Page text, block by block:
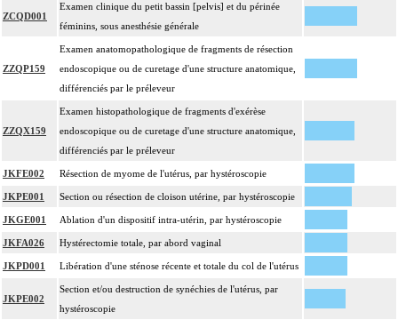
ZCQD001
Examen clinique du petit bassin [pelvis] et du périnée
féminins, sous anesthésie générale
ZZQP159
Examen anatomopathologique de fragments de résection
endoscopique ou de curetage d'une structure anatomique,
différenciés par le préleveur
ZZQX159
Examen histopathologique de fragments d'exérèse
endoscopique ou de curetage d'une structure anatomique,
différenciés par le préleveur
JKFE002 Résection de myome de l'utérus, par hystéroscopie
JKPE001 Section ou résection de cloison utérine, par hystéroscopie
JKGE001 Ablation d'un dispositif intra-utérin, par hystéroscopie
JKFA026 Hystérectomie totale, par abord vaginal
JKPD001 Libération d'une sténose récente et totale du col de l'utérus
JKPE002
Section et/ou destruction de synéchies de l'utérus, par
hystéroscopie